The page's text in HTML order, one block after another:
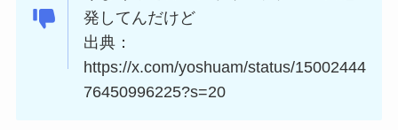
発してんだけど
出典：
https://x.com/yoshuam/status/15002444
76450996225?s=20